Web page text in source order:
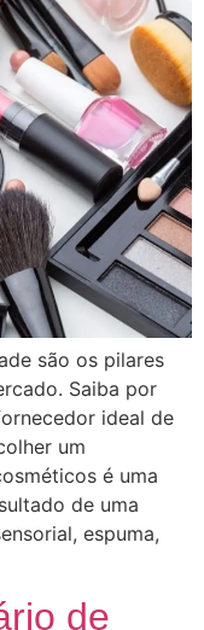
são os pilares
Saiba por
ideal de
um
é uma
de uma
espuma,
de